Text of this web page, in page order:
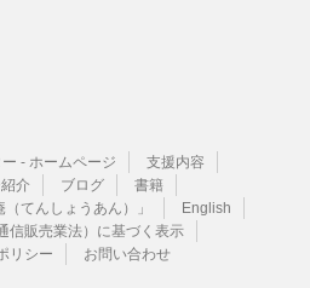
- ホームページ
支援内容
介
ブログ
書籍
てんしょうあん）」
English
信販売業法）に基づく表示
リシー
お問い合わせ